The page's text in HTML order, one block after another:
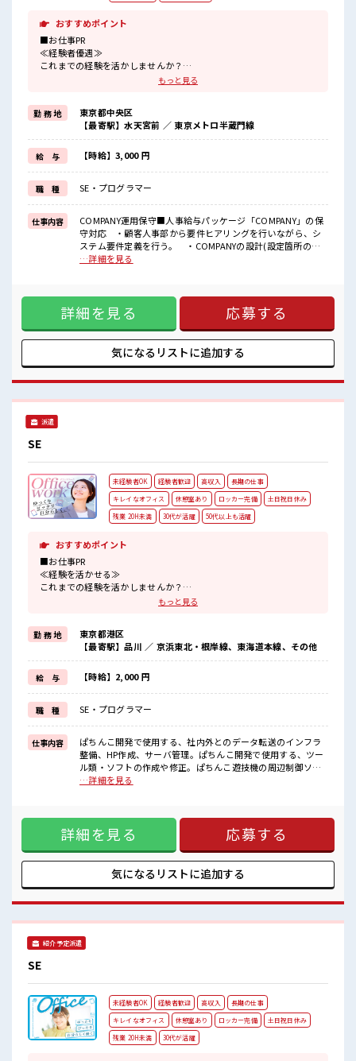
おすすめポイント
■お仕事PR
≪経験者優遇≫
これまでの経験を活かしませんか？
≪ちょっとの残業で収入アップ≫
残業は月20時間未満で、
ほどよく稼げます♪
≪週休2日制≫
週末は家族や友人と一緒にプライベート満喫！
≪髪型自由≫
基本的に髪色自由で明るすぎたり奇抜でなければOKです！
(規定有)≪自分に向いている仕事が探せる≫
困った事などがあれば、
担当がしっかりサポートします！
■職場の雰囲気
明るすぎたり奇抜過ぎなければヘアカラーOK！
私物の置きすぎには注意が必要ですね★
程よく残業あり！
もっと見る
勤 務 地
東京都中央区
【最寄駅】水天宮前 ／ 東京メトロ半蔵門線
給 与 【時給】3,000 円
職 種 SE・プログラマー
仕事内容
COMPANY運用保守■人事給与パッケージ「COMPANY」の保
守対応 ・顧客人事部から要件ヒアリングを行いながら、シ
ステム要件定義を行う。 ・COMPANYの設計(設定箇所の洗
い出しや、設定内容の決定)を行う。 ・COMPANYでの設定
ませんか？ ブランクがあっても大丈夫♪ 経験はちょっとだ
け…という方もOK！ ≪ちょっとの残業で収入アップ≫ 残業
は月20時間未満で、 ほどよく稼げます♪ ≪週休2日制≫ 週末
は家族や友人と一緒にプライベート満喫！ ≪髪型自由≫ 基本
的に髪色自由で明るすぎたり奇抜でなければOKです！ (規定
有)≪自分に向いている仕事が探せる≫ 困った事などがあれ
ぎたり奇抜過ぎなければヘアカラーOK！ 休憩室完備でランチ
や休憩も充実しそう♪ 職場にはロッカー完備！ 私物の置きす
…詳細を見る
詳細を見る 応募する
気になるリストに追加する
派遣
SE
未経験者OK 経験者歓迎 高収入
長期の仕事
キレイなオフィス
休憩室あり ロッカー完備
土日祝日休み
残業 20H未満
30代が活躍 50代以上も活躍
おすすめポイント
■お仕事PR
≪経験を活かせる≫
これまでの経験を活かしませんか？
≪1日1時間程の残業で収入アップ≫
残業は月20時間未満で、
ほどよく稼げます♪
≪完全週休二日制≫
週末は家族や友人と一緒にプライベート満喫！
≪収入アップを目指せる≫
高時給だらけの派遣のお仕事です！
■職場の雰囲気
しっかり休める休憩室あり！
オンオフの切替もできちゃう！
ロッカーあり！
安心してお仕事に集中♪
もっと見る
勤 務 地
東京都港区
【最寄駅】品川 ／ 京浜東北・根岸線、東海道本線、その他
給 与 【時給】2,000 円
職 種 SE・プログラマー
仕事内容
ぱちんこ開発で使用する、社内外とのデータ転送のインフラ
整備、HP作成、サーバ管理。ぱちんこ開発で使用する、ツー
ル類・ソフトの作成や修正。ぱちんこ遊技機の周辺制御ソフ
トのベースプログラムの開発。 ■お仕事PR ≪経験を活かせる
の残業で収入アップ≫ 残業は月20時間未満で、 ほどよく稼げ
ます♪ ≪完全週休二日制≫ 週末は家族や友人と一緒にプライ
ベート満喫！ ≪収入アップを目指せる≫ 高時給だらけの派遣
のお仕事です！ ■職場の雰囲気 しっかり休める休憩室あり！
オンオフの切替もできちゃう！ ロッカーあり！ 安心してお仕
事に集中♪ 程よく残業あり！ 高収入もバッチリ目指せます
…詳細を見る
詳細を見る 応募する
気になるリストに追加する
紹介予定派遣
SE
未経験者OK 経験者歓迎 高収入
長期の仕事
キレイなオフィス
休憩室あり ロッカー完備
土日祝日休み
残業 20H未満
30代が活躍